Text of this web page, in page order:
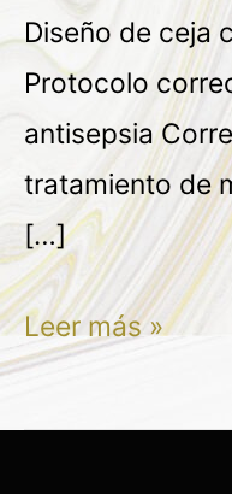
Diseño de ceja
Protocolo
antisepsia
tratamiento de
[…]
Leer más »